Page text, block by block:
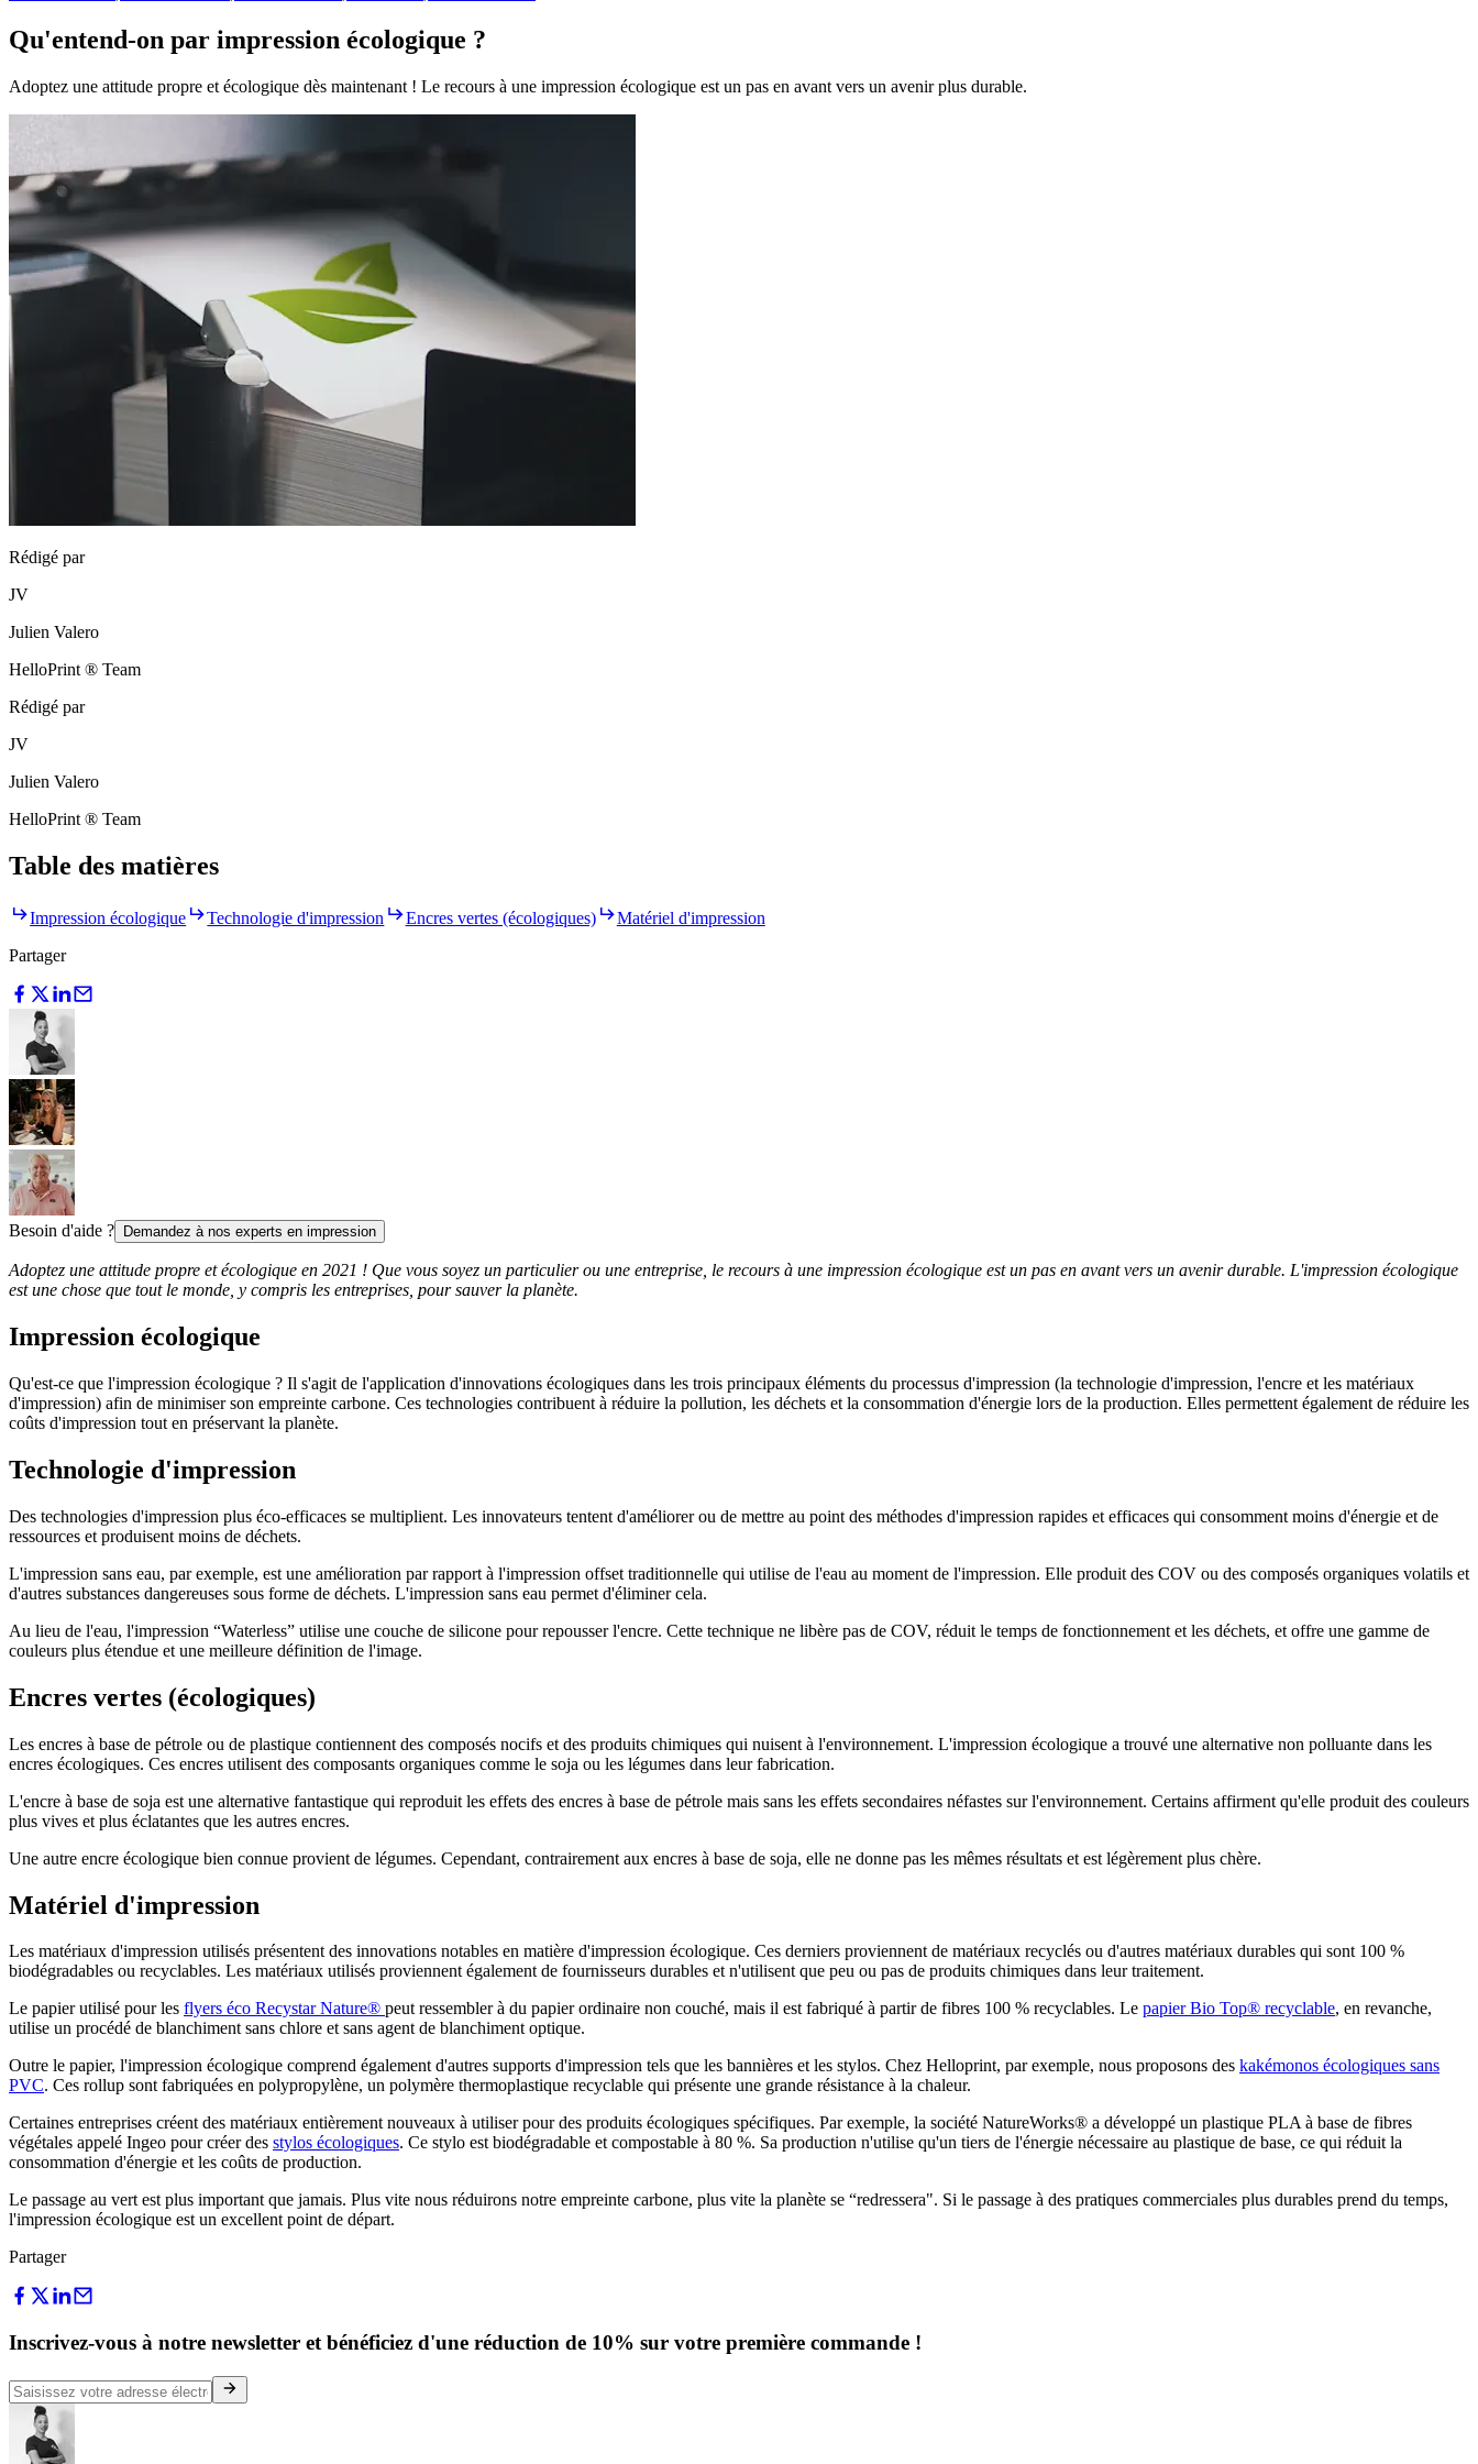
Qu'entend-on par impression écologique ?
Adoptez une attitude propre et écologique dès maintenant ! Le recours à une impression écologique est un pas en avant vers un avenir plus durable.
Rédigé par
JV
Julien Valero
HelloPrint ® Team
Rédigé par
JV
Julien Valero
HelloPrint ® Team
Table des matières
Impression écologique Technologie d'impression Encres vertes (écologiques)
Matériel d'impression
Partager
Besoin d'aide ? Demandez à nos experts en impression
Adoptez une attitude propre et écologique en 2021 ! Que vous soyez un particulier ou une entreprise, le recours à une impression écologique est un pas en avant vers un avenir durable. L'impression écologique
est une chose que tout le monde, y compris les entreprises, pour sauver la planète.
Impression écologique
Qu'est-ce que l'impression écologique ? Il s'agit de l'application d'innovations écologiques dans les trois principaux éléments du processus d'impression (la technologie d'impression, l'encre et les matériaux
d'impression) afin de minimiser son empreinte carbone. Ces technologies contribuent à réduire la pollution, les déchets et la consommation d'énergie lors de la production. Elles permettent également de réduire les
coûts d'impression tout en préservant la planète.
Technologie d'impression
Des technologies d'impression plus éco-efficaces se multiplient. Les innovateurs tentent d'améliorer ou de mettre au point des méthodes d'impression rapides et efficaces qui consomment moins d'énergie et de
ressources et produisent moins de déchets.
L'impression sans eau, par exemple, est une amélioration par rapport à l'impression offset traditionnelle qui utilise de l'eau au moment de l'impression. Elle produit des COV ou des composés organiques volatils et
d'autres substances dangereuses sous forme de déchets. L'impression sans eau permet d'éliminer cela.
Au lieu de l'eau, l'impression “Waterless” utilise une couche de silicone pour repousser l'encre. Cette technique ne libère pas de COV, réduit le temps de fonctionnement et les déchets, et offre une gamme de
couleurs plus étendue et une meilleure définition de l'image.
Encres vertes (écologiques)
Les encres à base de pétrole ou de plastique contiennent des composés nocifs et des produits chimiques qui nuisent à l'environnement. L'impression écologique a trouvé une alternative non polluante dans les
encres écologiques. Ces encres utilisent des composants organiques comme le soja ou les légumes dans leur fabrication.
L'encre à base de soja est une alternative fantastique qui reproduit les effets des encres à base de pétrole mais sans les effets secondaires néfastes sur l'environnement. Certains affirment qu'elle produit des couleurs
plus vives et plus éclatantes que les autres encres.
Une autre encre écologique bien connue provient de légumes. Cependant, contrairement aux encres à base de soja, elle ne donne pas les mêmes résultats et est légèrement plus chère.
Matériel d'impression
Les matériaux d'impression utilisés présentent des innovations notables en matière d'impression écologique. Ces derniers proviennent de matériaux recyclés ou d'autres matériaux durables qui sont 100 %
biodégradables ou recyclables. Les matériaux utilisés proviennent également de fournisseurs durables et n'utilisent que peu ou pas de produits chimiques dans leur traitement.
Le papier utilisé pour les flyers éco Recystar Nature® peut ressembler à du papier ordinaire non couché, mais il est fabriqué à partir de fibres 100 % recyclables. Le papier Bio Top® recyclable, en revanche,
utilise un procédé de blanchiment sans chlore et sans agent de blanchiment optique.
Outre le papier, l'impression écologique comprend également d'autres supports d'impression tels que les bannières et les stylos. Chez Helloprint, par exemple, nous proposons des kakémonos écologiques sans
PVC. Ces rollup sont fabriquées en polypropylène, un polymère thermoplastique recyclable qui présente une grande résistance à la chaleur.
Certaines entreprises créent des matériaux entièrement nouveaux à utiliser pour des produits écologiques spécifiques. Par exemple, la société NatureWorks® a développé un plastique PLA à base de fibres
végétales appelé Ingeo pour créer des stylos écologiques. Ce stylo est biodégradable et compostable à 80 %. Sa production n'utilise qu'un tiers de l'énergie nécessaire au plastique de base, ce qui réduit la
consommation d'énergie et les coûts de production.
Le passage au vert est plus important que jamais. Plus vite nous réduirons notre empreinte carbone, plus vite la planète se “redressera". Si le passage à des pratiques commerciales plus durables prend du temps,
l'impression écologique est un excellent point de départ.
Partager
Inscrivez-vous à notre newsletter et bénéficiez d'une réduction de 10% sur votre première commande !